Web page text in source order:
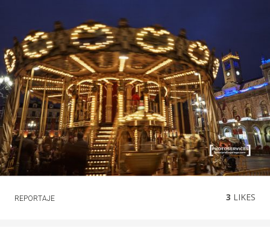
REPORTAJE 3 LIKES